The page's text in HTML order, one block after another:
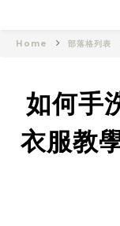
Home 部落格列表
如何手
衣服教